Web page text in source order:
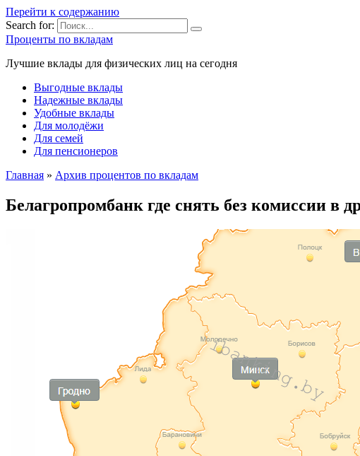
Перейти к содержанию
Search for:
Проценты по вкладам
Лучшие вклады для физических лиц на сегодня
Выгодные вклады
Надежные вклады
Удобные вклады
Для молодёжи
Для семей
Для пенсионеров
Главная » Архив процентов по вкладам
Белагропромбанк где снять без комиссии в